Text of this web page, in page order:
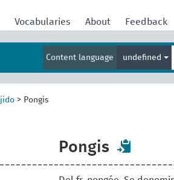
Vocabularies About Feedback
Content language undefined
> Pongis
Pongis